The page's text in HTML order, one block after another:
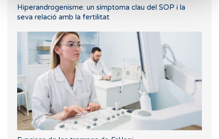
Hiperandrogenisme: un símptoma clau del SOP i la
seva relació amb la fertilitat